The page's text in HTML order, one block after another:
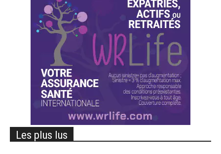
Les plus lus